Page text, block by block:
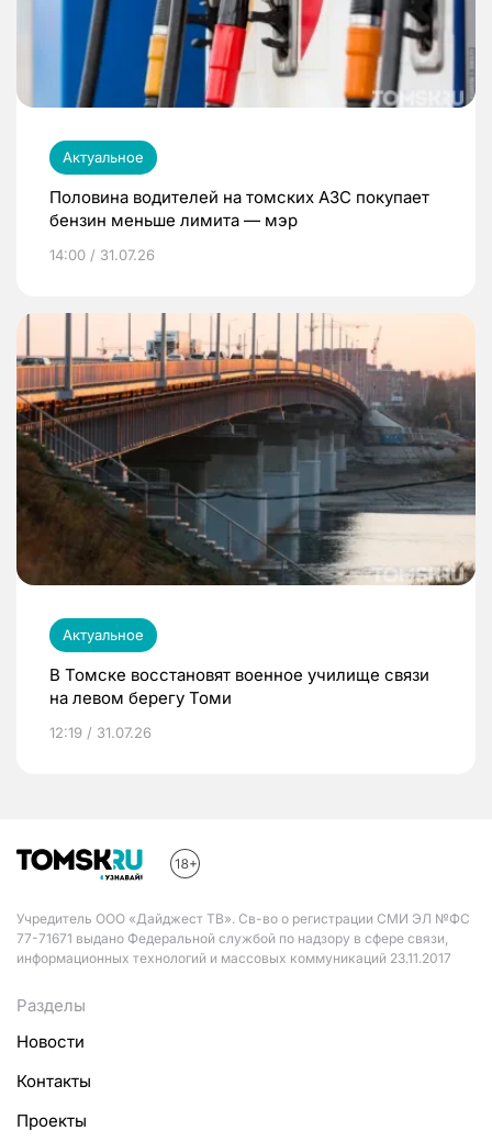
Актуальное
Половина водителей на томских АЗС покупает
бензин меньше лимита — мэр
14:00 / 31.07.26
Актуальное
В Томске восстановят военное училище связи
на левом берегу Томи
12:19 / 31.07.26
Учредитель ООО «Дайджест ТВ». Св-во о регистрации СМИ ЭЛ №ФС
77-71671 выдано Федеральной службой по надзору в сфере связи,
информационных технологий и массовых коммуникаций 23.11.2017
Разделы
Новости
Контакты
Проекты